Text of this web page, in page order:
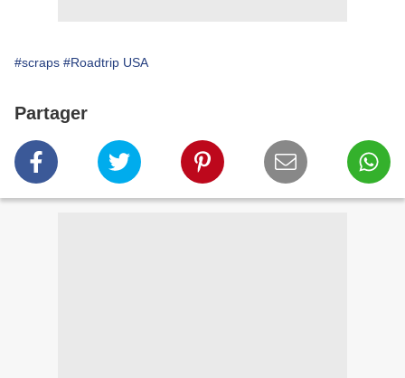
#scraps #Roadtrip USA
Partager